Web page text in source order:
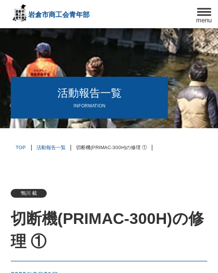
menu
岩倉市商工会青年部
〒482－0042
愛知県岩倉市中本町西出口31-1
TEL:0587-66-3400
FAX:0587-66-3417
頑張る中小企業を応援します！
活動報告一覧
INFORMATION
TOP 活動報告一覧 切断機(PRIMAC-300H)の修理 ①
鴨川 載
切断機(PRIMAC-300H)の修
理 ①